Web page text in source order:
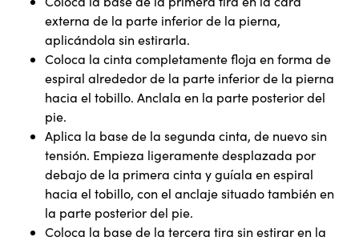
externa de la parte inferior de la pierna,
aplicándola sin estirarla.
Coloca la cinta completamente floja en forma de
espiral alrededor de la parte inferior de la pierna
hacia el tobillo. Anclala en la parte posterior del
pie.
Aplica la base de la segunda cinta, de nuevo sin
tensión. Empieza ligeramente desplazada por
debajo de la primera cinta y guíala en espiral
hacia el tobillo, con el anclaje situado también en
la parte posterior del pie.
Coloca la base de la tercera tira sin estirar en la